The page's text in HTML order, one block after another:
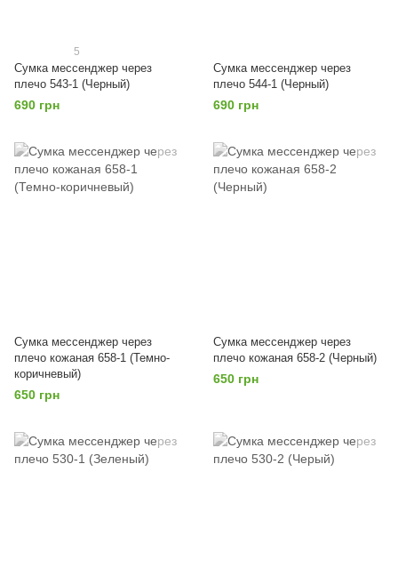
5
Сумка мессенджер через
плечо 543-1 (Черный)
690 грн
Сумка мессенджер через
плечо 544-1 (Черный)
690 грн
Сумка мессенджер через
плечо кожаная 658-1 (Темно-
коричневый)
650 грн
Сумка мессенджер через
плечо кожаная 658-2 (Черный)
650 грн